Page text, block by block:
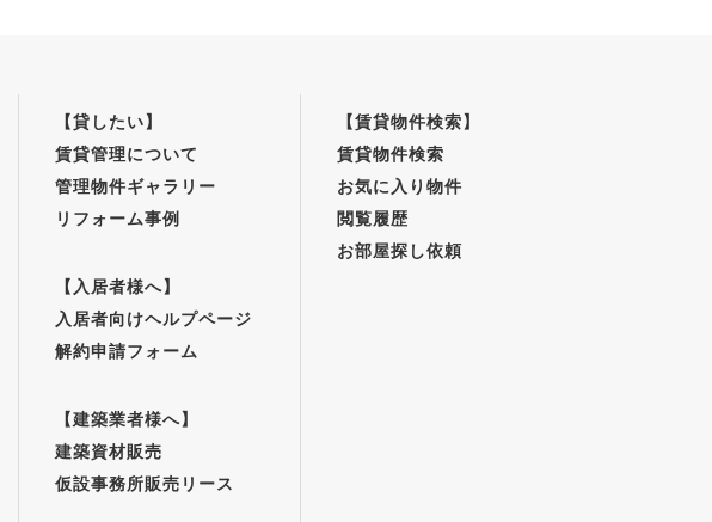
【貸したい】
賃貸管理について
管理物件ギャラリー
リフォーム事例
【入居者様へ】
入居者向けヘルプページ
解約申請フォーム
【建築業者様へ】
建築資材販売
仮設事務所販売リース
【賃貸物件検索】
賃貸物件検索
お気に入り物件
閲覧履歴
お部屋探し依頼